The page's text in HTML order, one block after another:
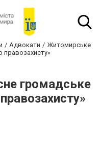
Адвокати
Житомирське
правозахисту»
громадське